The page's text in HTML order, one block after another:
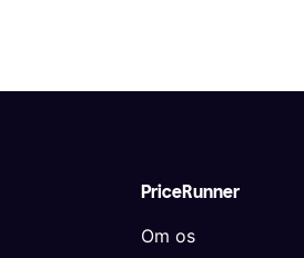
PriceRunner
Om os